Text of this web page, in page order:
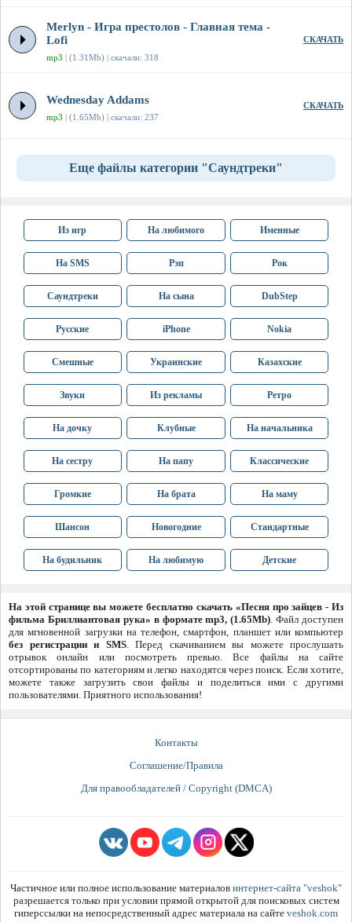
Merlyn - Игра престолов - Главная тема -
Lofi
mp3 | (1.31Mb) | скачали: 318
СКАЧАТЬ
Wednesday Addams
mp3 | (1.65Mb) | скачали: 237
СКАЧАТЬ
Еще файлы категории "Саундтреки"
Из игр На любимого Именные
На SMS Рэп Рок
Саундтреки На сына DubStep
Русские iPhone Nokia
Смешные Украинские Казахские
Звуки Из рекламы Ретро
На дочку Клубные На начальника
На сестру На папу Классические
Громкие На брата На маму
Шансон Новогодние Стандартные
На будильник На любимую Детские
На этой странице вы можете бесплатно скачать «Песня про зайцев - Из
фильма Бриллиантовая рука» в формате mp3, (1.65Mb). Файл доступен
для мгновенной загрузки на телефон, смартфон, планшет или компьютер
без регистрации и SMS. Перед скачиванием вы можете прослушать
отрывок онлайн или посмотреть превью. Все файлы на сайте
отсортированы по категориям и легко находятся через поиск. Если хотите,
можете также загрузить свои файлы и поделиться ими с другими
пользователями. Приятного использования!
Контакты
Соглашение/Правила
Для правообладателей / Copyright (DMCA)
Частичное или полное использование материалов интернет-сайта "veshok"
разрешается только при условии прямой открытой для поисковых систем
гиперссылки на непосредственный адрес материала на сайте veshok.com